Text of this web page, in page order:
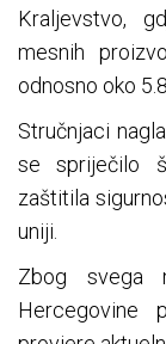
Kraljevstvo,
mesnih
odnosno oko
Stručnjaci
se spriječilo
zaštitila
uniji.
Zbog svega
Hercegovine